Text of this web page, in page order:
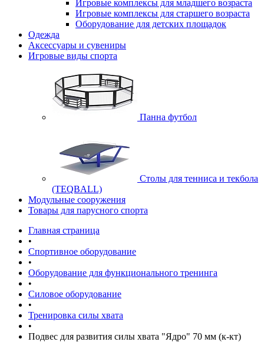
Игровые комплексы для младшего возраста
Игровые комплексы для старшего возраста
Оборудование для детских площадок
Одежда
Аксессуары и сувениры
Игровые виды спорта
Панна футбол
Cтолы для тенниса и текбола
(TEQBALL)
Модульные сооружения
Товары для парусного спорта
Главная страница
•
Спортивное оборудование
•
Оборудование для функционального тренинга
•
Силовое оборудование
•
Тренировка силы хвата
•
Подвес для развития силы хвата "Ядро" 70 мм (к-кт)